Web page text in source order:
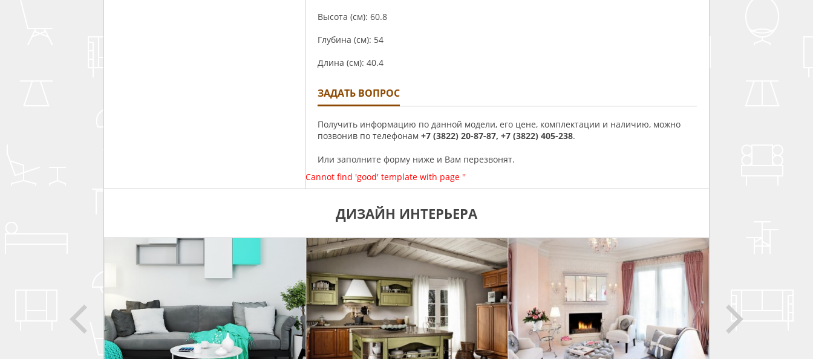
Высота (см): 60.8
Глубина (см): 54
Длина (см): 40.4
ЗАДАТЬ ВОПРОС
Получить информацию по данной модели, его цене, комплектации и наличию, можно
позвонив по телефонам +7 (3822) 20-87-87, +7 (3822) 405-238.
Или заполните форму ниже и Вам перезвонят.
Cannot find 'good' template with page ''
ДИЗАЙН ИНТЕРЬЕРА